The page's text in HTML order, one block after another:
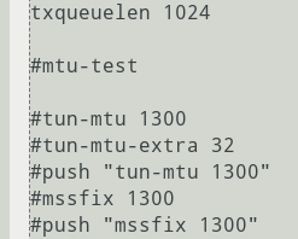
txqueuelen 1024
#mtu-test
#tun-mtu 1300
#tun-mtu-extra 32
#push "tun-mtu 1300"
#mssfix 1300
#push "mssfix 1300"